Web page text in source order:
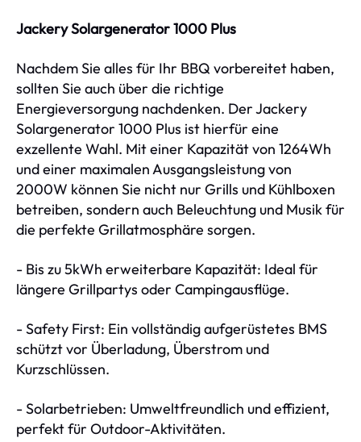
Jackery Solargenerator 1000 Plus
Nachdem Sie alles für Ihr BBQ vorbereitet haben,
sollten Sie auch über die richtige
Energieversorgung nachdenken. Der Jackery
Solargenerator 1000 Plus ist hierfür eine
exzellente Wahl. Mit einer Kapazität von 1264Wh
und einer maximalen Ausgangsleistung von
2000W können Sie nicht nur Grills und Kühlboxen
betreiben, sondern auch Beleuchtung und Musik für
die perfekte Grillatmosphäre sorgen.
- Bis zu 5kWh erweiterbare Kapazität: Ideal für
längere Grillpartys oder Campingausflüge.
- Safety First: Ein vollständig aufgerüstetes BMS
schützt vor Überladung, Überstrom und
Kurzschlüssen.
- Solarbetrieben: Umweltfreundlich und effizient,
perfekt für Outdoor-Aktivitäten.